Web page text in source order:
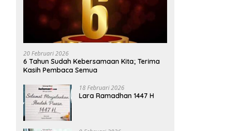
20 Februari 2026
6 Tahun Sudah Kebersamaan Kita; Terima
Kasih Pembaca Semua
18 Februari 2026
Lara Ramadhan 1447 H